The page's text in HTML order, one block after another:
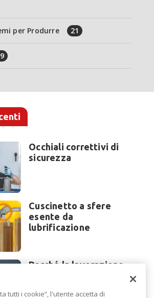
per Produrre 21
Occhiali correttivi di
sicurezza
Cuscinetto a sfere
esente da
lubrificazione
Perché la lavorazione
tutti i cookie”, l'utente accetta di